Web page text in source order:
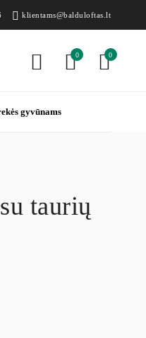
klientams@balduloftas.lt
0
0
gyvūnams
taurių